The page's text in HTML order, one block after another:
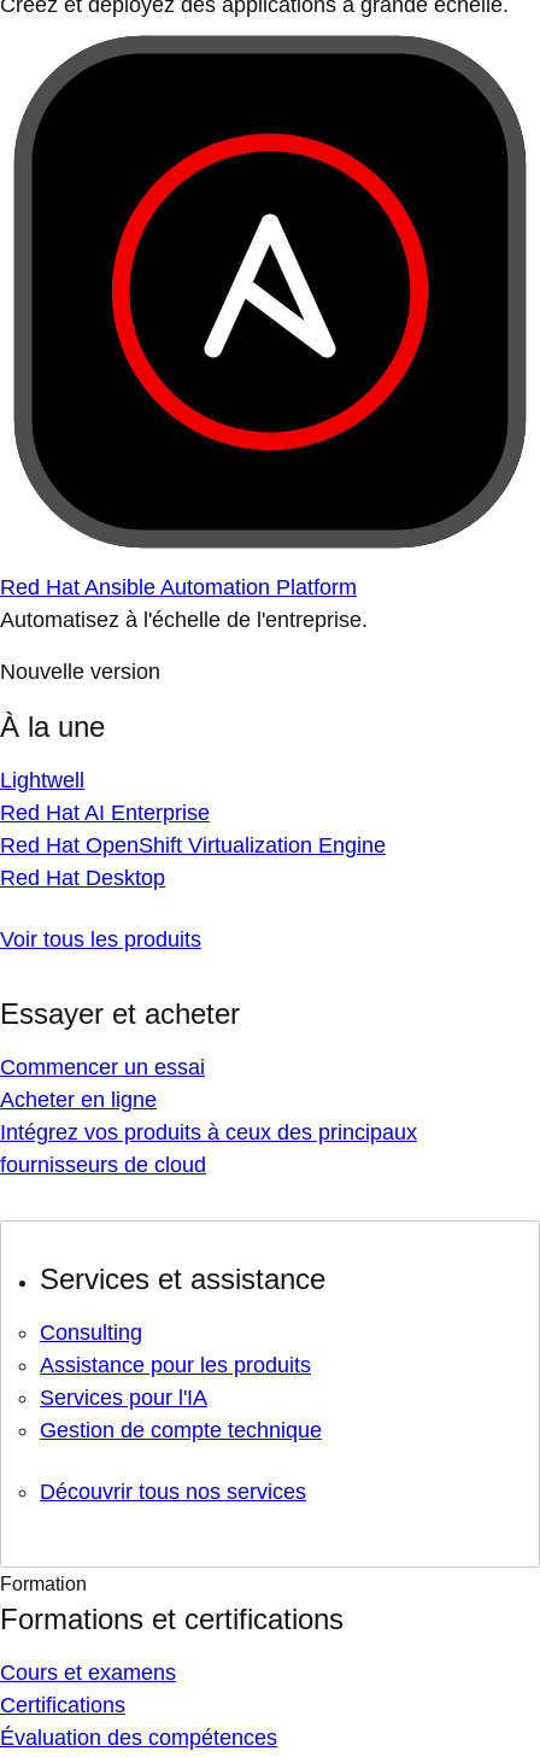
Créez et déployez des applications à grande échelle.
Red Hat Ansible Automation Platform
Automatisez à l'échelle de l'entreprise.
Nouvelle version
À la une
Lightwell
Red Hat AI Enterprise
Red Hat OpenShift Virtualization Engine
Red Hat Desktop
Voir tous les produits
Essayer et acheter
Commencer un essai
Acheter en ligne
Intégrez vos produits à ceux des principaux
fournisseurs de cloud
Services et assistance
Consulting
Assistance pour les produits
Services pour l'IA
Gestion de compte technique
Découvrir tous nos services
Formation
Formations et certifications
Cours et examens
Certifications
Évaluation des compétences